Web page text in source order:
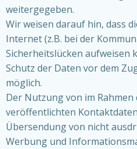
weitergegeben.
Wir weisen darauf hin, dass
Internet (z.B. bei der
Sicherheitslücken aufweisen
Schutz der Daten vor dem
möglich.
Der Nutzung von im
veröffentlichten
Übersendung von nicht
Werbung und